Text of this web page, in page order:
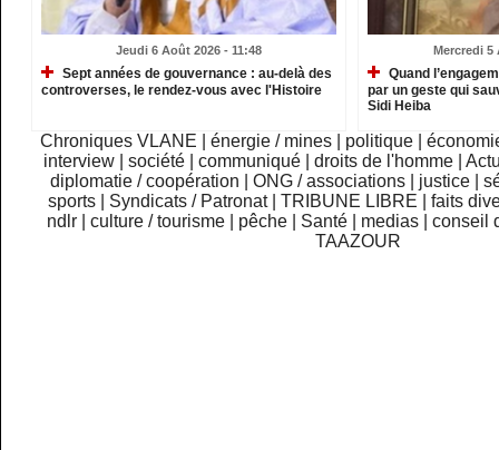
Jeudi 6 Août 2026 - 11:48
Sept années de gouvernance : au-delà des
controverses, le rendez-vous avec l'Histoire
Mercredi 5
Quand
par un geste qui
Sidi Heiba
Chroniques VLANE énergie / mines politique
interview
|société |communiqué |droits de l'homme |
diplomatie / coopération
ONG / associations justice
sports
Syndicats / Patronat TRIBUNE LIBRE
faits
ndlr
|culture / tourisme pêche Santé medias |conseil
TAAZOUR